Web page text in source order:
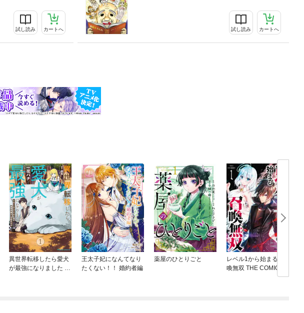
試し読み カートへ 試し読み カートへ
異世界転移したら愛犬
が最強になりました ～
王太子妃になんてなり
たくない！！ 婚約者編
薬屋のひとりごと
レベル1から始まる召
喚無双 THE COMIC